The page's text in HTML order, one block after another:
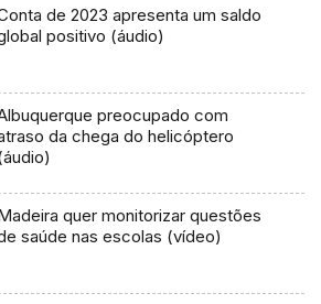
de 2023 apresenta um saldo
positivo (áudio)
preocupado com
da chega do helicóptero
quer monitorizar questões
saúde nas escolas (vídeo)